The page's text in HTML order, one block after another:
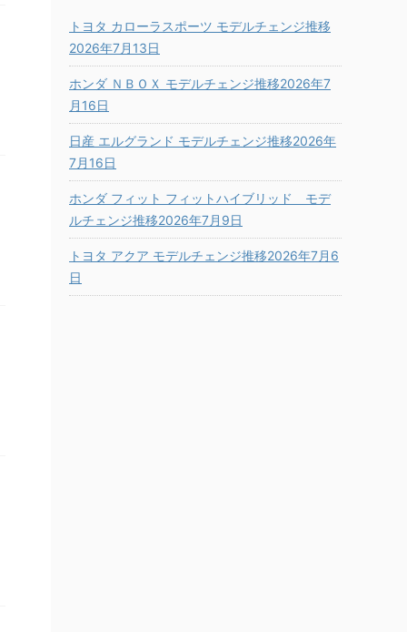
トヨタ カローラスポーツ モデルチェンジ推移
2026年7月13日
ホンダ ＮＢＯＸ モデルチェンジ推移2026年7
月16日
日産 エルグランド モデルチェンジ推移2026年
7月16日
ホンダ フィット フィットハイブリッド モデ
ルチェンジ推移2026年7月9日
トヨタ アクア モデルチェンジ推移2026年7月6
日